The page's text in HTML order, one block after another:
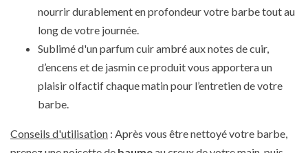
nourrir durablement en profondeur votre barbe tout au
long de votre journée.
Sublimé d'un parfum cuir ambré aux notes de cuir,
d’encens et de jasmin ce produit vous apportera un
plaisir olfactif chaque matin pour l’entretien de votre
barbe.
Conseils d'utilisation : Après vous être nettoyé votre barbe,